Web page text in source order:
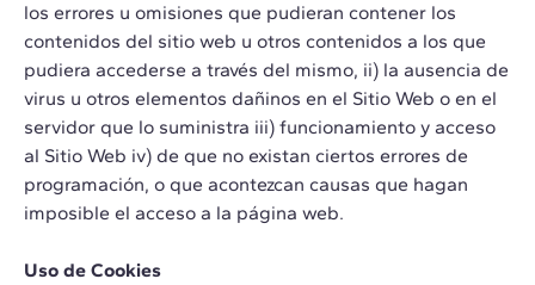
los errores u omisiones que pudieran contener los
contenidos del sitio web u otros contenidos a los que
pudiera accederse a través del mismo, ii) la ausencia de
virus u otros elementos dañinos en el Sitio Web o en el
servidor que lo suministra iii) funcionamiento y acceso
al Sitio Web iv) de que no existan ciertos errores de
programación, o que acontezcan causas que hagan
imposible el acceso a la página web.
Uso de Cookies